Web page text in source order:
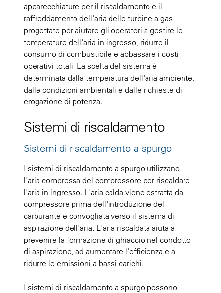
apparecchiature per il riscaldamento e il
raffreddamento dell'aria delle turbine a gas
progettate per aiutare gli operatori a gestire le
temperature dell'aria in ingresso, ridurre il
consumo di combustibile e abbassare i costi
operativi totali. La scelta del sistema è
determinata dalla temperatura dell'aria ambiente,
dalle condizioni ambientali e dalle richieste di
erogazione di potenza.
Sistemi di riscaldamento
Sistemi di riscaldamento a spurgo
I sistemi di riscaldamento a spurgo utilizzano
l'aria compressa del compressore per riscaldare
l'aria in ingresso. L'aria calda viene estratta dal
compressore prima dell'introduzione del
carburante e convogliata verso il sistema di
aspirazione dell'aria. L'aria riscaldata aiuta a
prevenire la formazione di ghiaccio nel condotto
di aspirazione, ad aumentare l'efficienza e a
ridurre le emissioni a bassi carichi.
I sistemi di riscaldamento a spurgo possono